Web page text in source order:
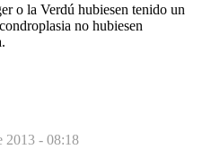
o la Verdú hubiesen tenido un
no hubiesen
2013 - 08:18